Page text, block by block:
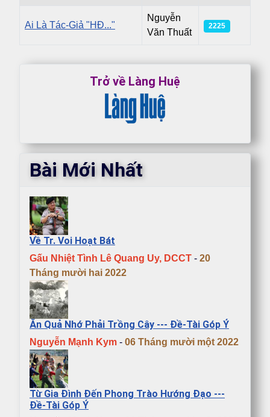
Ai Là Tác-Giả "HĐ..."
Nguyễn
Văn Thuất
2225
Trở về Làng Huệ
Bài Mới Nhất
Về Tr. Voi Hoạt Bát
Gấu Nhiệt Tình Lê Quang Uy, DCCT - 20
Tháng mười hai 2022
Ăn Quả Nhớ Phải Trồng Cây --- Đề-Tài Góp Ý
Nguyễn Mạnh Kym - 06 Tháng mười một 2022
Từ Gia Đình Đến Phong Trào Hướng Đạo ---
Đề-Tài Góp Ý